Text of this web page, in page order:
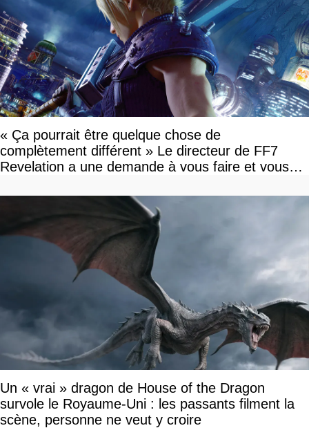
« Ça pourrait être quelque chose de
complètement différent » Le directeur de FF7
Revelation a une demande à vous faire et vous
Un « vrai » dragon de House of the Dragon
survole le Royaume-Uni : les passants filment la
scène, personne ne veut y croire